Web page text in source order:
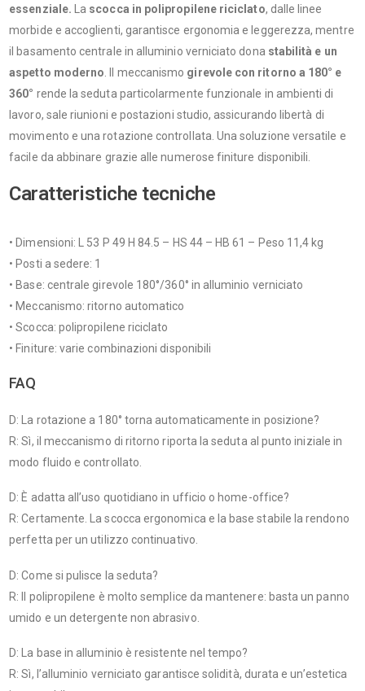
essenziale. La scocca in polipropilene riciclato, dalle linee
morbide e accoglienti, garantisce ergonomia e leggerezza, mentre
il basamento centrale in alluminio verniciato dona stabilità e un
aspetto moderno . Il meccanismo girevole con ritorno a 180° e
360° rende la seduta particolarmente funzionale in ambienti di
lavoro, sale riunioni e postazioni studio, assicurando libertà di
movimento e una rotazione controllata. Una soluzione versatile e
facile da abbinare grazie alle numerose finiture disponibili.
Caratteristiche tecniche
• Dimensioni: L 53 P 49 H 84.5 – HS 44 – HB 61 – Peso 11,4 kg
• Posti a sedere: 1
• Base: centrale girevole 180°/360° in alluminio verniciato
• Meccanismo: ritorno automatico
• Scocca: polipropilene riciclato
• Finiture: varie combinazioni disponibili
FAQ
D: La rotazione a 180° torna automaticamente in posizione?
R: Sì, il meccanismo di ritorno riporta la seduta al punto iniziale in
modo fluido e controllato.
D: È adatta all’uso quotidiano in ufficio o home-office?
R: Certamente. La scocca ergonomica e la base stabile la rendono
perfetta per un utilizzo continuativo.
D: Come si pulisce la seduta?
R: Il polipropilene è molto semplice da mantenere: basta un panno
umido e un detergente non abrasivo.
D: La base in alluminio è resistente nel tempo?
R: Sì, l’alluminio verniciato garantisce solidità, durata e un’estetica